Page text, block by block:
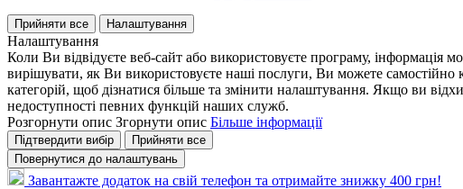
Прийняти все Налаштування
Налаштування
Коли Ви відвідуєте веб-сайт або використовуєте програму,
вирішувати, як Ви використовуєте наші послуги, Ви можете
категорій, щоб дізнатися більше та змінити налаштування. Якщо ви
недоступності певних функцій наших служб.
Розгорнути опис Згорнути опис Більше інформації
Підтвердити вибір
Прийняти все
Повернутися до налаштувань
Завантажте додаток на свій телефон та отримайте знижку 400 грн!